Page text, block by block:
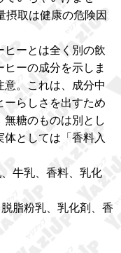
摂取は健康の危険因
ヒーとは全く別の飲
ーの成分を示しま
。これは、成分中
ーらしさを出すため
無糖のものは別とし
としては「香料入
牛乳、香料、乳化
脂粉乳、乳化剤、香